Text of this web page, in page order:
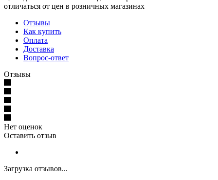
отличаться от цен в розничных магазинах
Отзывы
Как купить
Оплата
Доставка
Вопрос-ответ
Отзывы
Нет оценок
Оставить отзыв
Загрузка отзывов...